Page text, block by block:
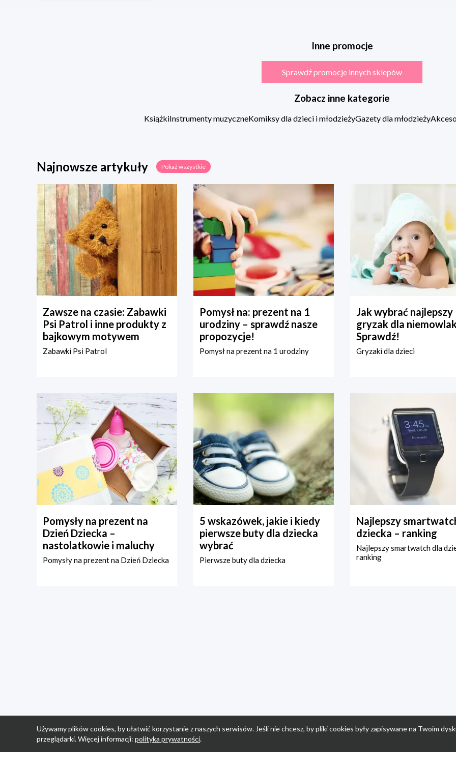
Inne promocje
Sprawdź promocje innych sklepów
Zobacz inne kategorie
KsiążkiInstrumenty muzyczneKomiksy dla dzieci i młodzieżyGazety dla młodzieży
Najnowsze artykuły Pokaż wszystkie
Zawsze na czasie: Zabawki
Psi Patrol i inne produkty z
bajkowym motywem
Zabawki Psi Patrol
Pomysł na: prezent na 1
urodziny – sprawdź nasze
propozycje!
Pomysł na prezent na 1 urodziny
Jak wybrać najlepszy
gryzak dla
Sprawdź!
Gryzaki dla dzieci
Pomysły na prezent na
Dzień Dziecka –
nastolatkowie i maluchy
Pomysły na prezent na Dzień Dziecka
5 wskazówek, jakie i kiedy
pierwsze buty dla dziecka
wybrać
Pierwsze buty dla dziecka
Najlepszy
dziecka – ranking
Najlepszy smartwatch dla
ranking
Używamy plików cookies, by ułatwić korzystanie z naszych serwisów. Jeśli nie chcesz, by pliki cookies były zapisywane na Twoim
przeglądarki. Więcej informacji: polityka prywatności.